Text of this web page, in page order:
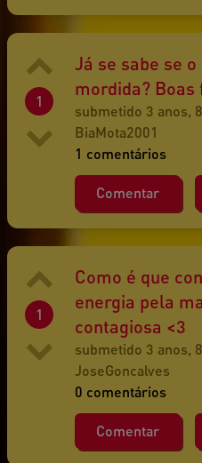
1
Já se sabe se
mordida? Boas
submetido 3 anos,
BiaMota2001
1 comentários
Comentar
1
Como é que
energia pela
contagiosa <3
submetido 3 anos,
JoseGoncalves
0 comentários
Comentar